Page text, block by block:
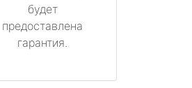
будет
предоставлена
гарантия.